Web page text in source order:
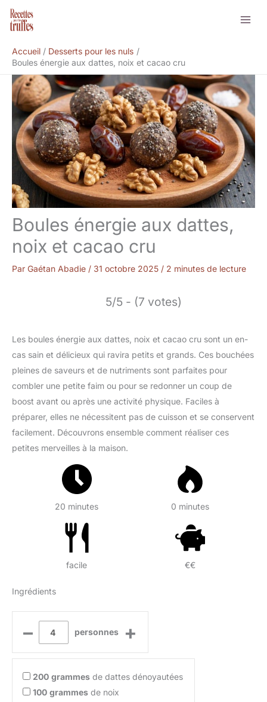
Aller
Accueil
Desserts pour les nuls
Boules énergie aux dattes, noix et cacao cru
Boules énergie aux dattes,
noix et cacao cru
Par Gaétan Abadie / 31 octobre 2025 / 2 minutes de lecture
5/5 - (7 votes)
Les boules énergie aux dattes, noix et cacao cru sont un en-
cas sain et délicieux qui ravira petits et grands. Ces bouchées
pleines de saveurs et de nutriments sont parfaites pour
combler une petite faim ou pour se redonner un coup de
boost avant ou après une activité physique. Faciles à
préparer, elles ne nécessitent pas de cuisson et se conservent
facilement. Découvrons ensemble comment réaliser ces
petites merveilles à la maison.
20 minutes 0 minutes
facile €€
Ingrédients
– personnes +
200 grammes de dattes dénoyautées
100 grammes de noix
Rechercher